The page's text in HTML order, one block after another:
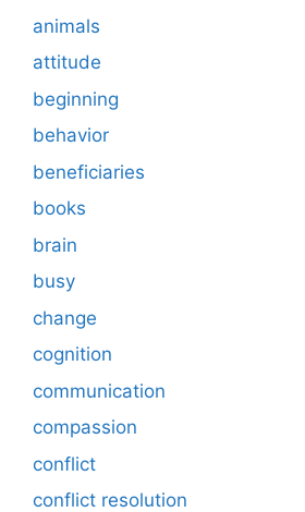
animals
attitude
beginning
behavior
beneficiaries
books
brain
busy
change
cognition
communication
compassion
conflict
conflict resolution